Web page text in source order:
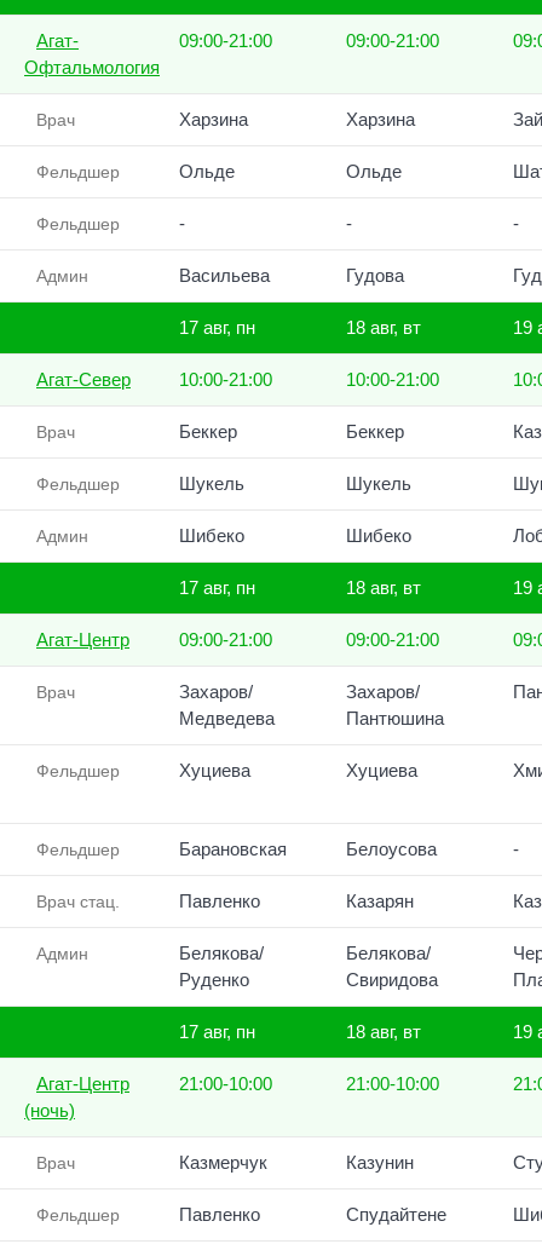
Агат-
Офтальмология
09:00-21:00 09:00-21:00
Врач Харзина Харзина
Фельдшер Ольде Ольде
Фельдшер - - -
Админ Васильева Гудова
17 авг, пн 18 авг, вт 19
Агат-Север 10:00-21:00 10:00-21:00
Врач Беккер Беккер
Фельдшер Шукель Шукель
Админ Шибеко Шибеко
17 авг, пн 18 авг, вт 19
Агат-Центр 09:00-21:00 09:00-21:00
Врач
Захаров/
Медведева
Захаров/
Пантюшина
Фельдшер Хуциева Хуциева
Фельдшер Барановская Белоусова -
Врач стац. Павленко Казарян
Админ
Белякова/
Руденко
Белякова/
Свиридова
17 авг, пн 18 авг, вт 19
Агат-Центр
(ночь)
21:00-10:00 21:00-10:00
Врач Казмерчук Казунин
Фельдшер Павленко Спудайтене